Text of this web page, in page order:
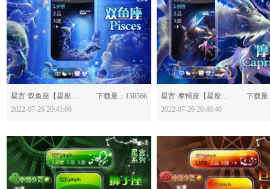
分享：
星宫·双鱼座【星座版】-628602
下载量：150566
2022-07-26 20:43:06
分享：
星宫·摩羯座【星座版】-628598
下载量
2022-07-26 20:40:40